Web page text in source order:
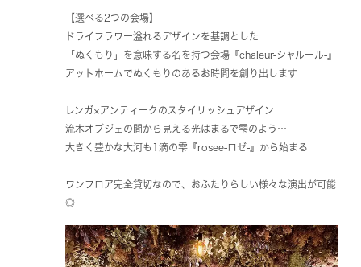
【選べる2つの会場】
ドライフラワー溢れるデザインを基調とした
「ぬくもり」を意味する名を持つ会場『chaleur-シャルール-』
アットホームでぬくもりのあるお時間を創り出します
レンガ×アンティークのスタイリッシュデザイン
流木オブジェの間から見える光はまるで雫のよう…
大きく豊かな大河も1滴の雫『rosee-ロゼ-』から始まる
ワンフロア完全貸切なので、おふたりらしい様々な演出が可能
◎